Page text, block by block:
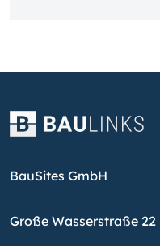
BauSites GmbH
Große Wasserstraße 22